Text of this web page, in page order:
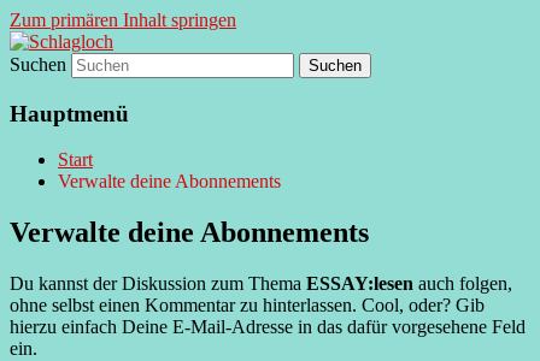
Zum primären Inhalt springen
Schlagloch
supersberger taggedanken
Suchen
Hauptmenü
Start
Verwalte deine Abonnements
Verwalte deine Abonnements
Du kannst der Diskussion zum Thema ESSAY:lesen auch folgen,
ohne selbst einen Kommentar zu hinterlassen. Cool, oder? Gib
hierzu einfach Deine E-Mail-Adresse in das dafür vorgesehene Feld
ein.